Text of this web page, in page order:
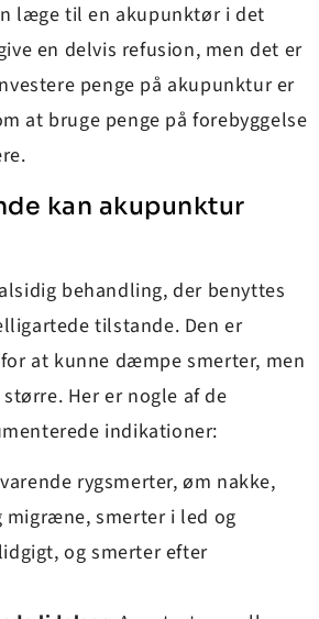
læge til en akupunktør i det
en delvis refusion, men det er
penge på akupunktur er
at bruge penge på forebyggelse
kan akupunktur
behandling, der benyttes
tilstande. Den er
at kunne dæmpe smerter, men
Her er nogle af de
indikationer:
rygsmerter, øm nakke,
migræne, smerter i led og
og smerter efter